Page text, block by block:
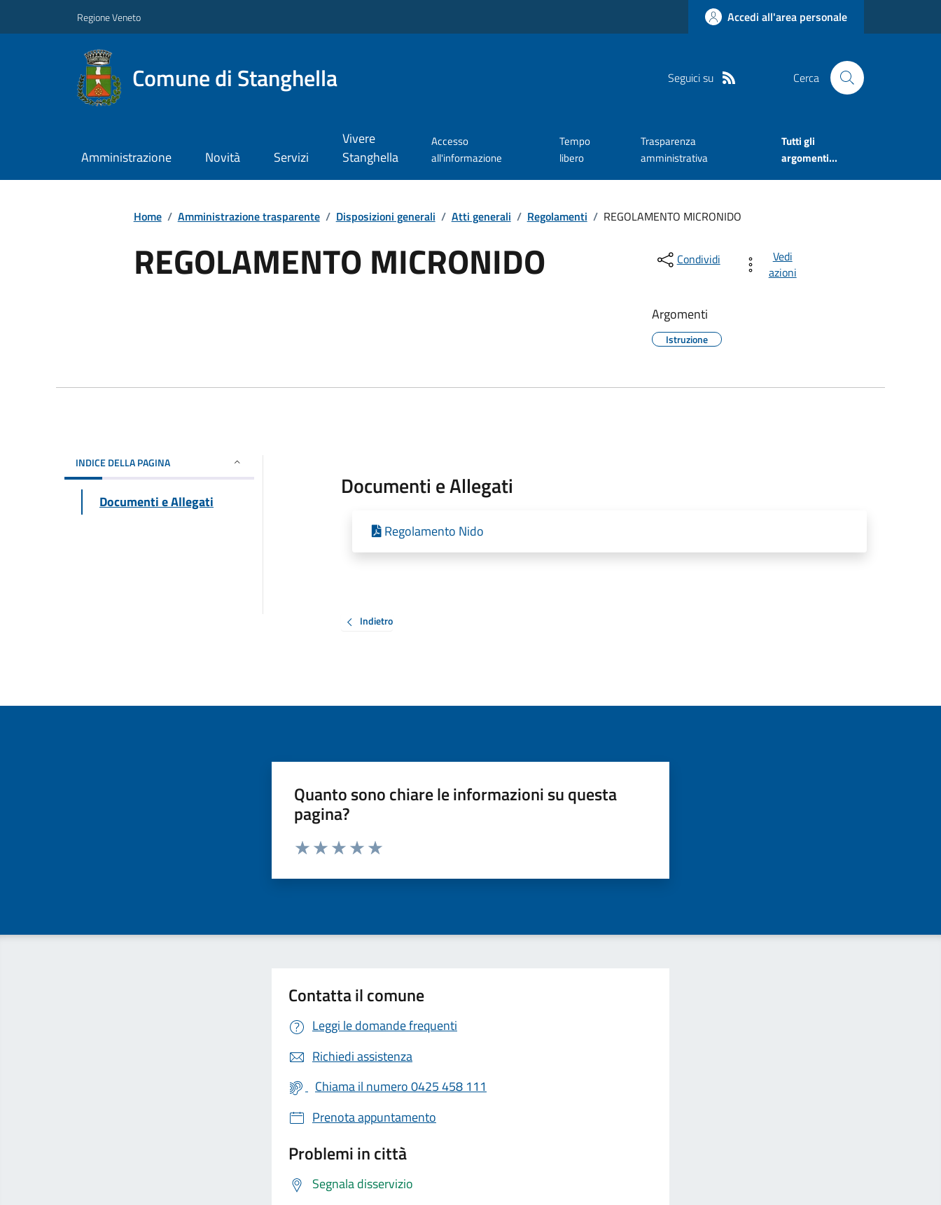
Regione Veneto Accedi all'area personale
Comune di Stanghella Seguici su Cerca
Amministrazione Novità Servizi
Vivere
Stanghella
Accesso
all'informazione
Tempo
libero
Trasparenza
amministrativa
Tutti gli
argomenti...
Home / Amministrazione trasparente / Disposizioni generali / Atti generali / Regolamenti / REGOLAMENTO MICRONIDO
REGOLAMENTO MICRONIDO Condividi
Vedi
azioni
Argomenti
Istruzione
INDICE DELLA PAGINA
Documenti e Allegati
Documenti e Allegati
Regolamento Nido
Indietro
Quanto sono chiare le informazioni su questa
pagina?
Valuta da 1 a 5 stelle la pagina
Contatta il comune
Leggi le domande frequenti
Richiedi assistenza
Chiama il numero 0425 458 111
Prenota appuntamento
Problemi in città
Segnala disservizio